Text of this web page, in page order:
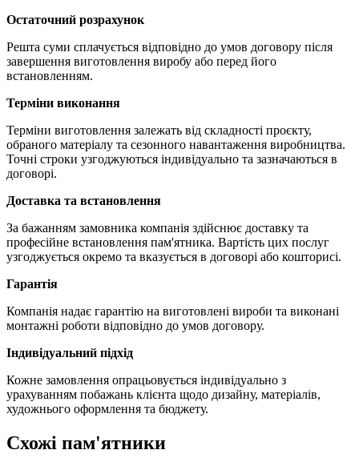
Остаточний розрахунок
Решта суми сплачується відповідно до умов договору після
завершення виготовлення виробу або перед його
встановленням.
Терміни виконання
Терміни виготовлення залежать від складності проєкту,
обраного матеріалу та сезонного навантаження виробництва.
Точні строки узгоджуються індивідуально та зазначаються в
договорі.
Доставка та встановлення
За бажанням замовника компанія здійснює доставку та
професійне встановлення пам'ятника. Вартість цих послуг
узгоджується окремо та вказується в договорі або кошторисі.
Гарантія
Компанія надає гарантію на виготовлені вироби та виконані
монтажні роботи відповідно до умов договору.
Індивідуальний підхід
Кожне замовлення опрацьовується індивідуально з
урахуванням побажань клієнта щодо дизайну, матеріалів,
художнього оформлення та бюджету.
Схожі пам'ятники